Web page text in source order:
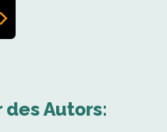
Autors: